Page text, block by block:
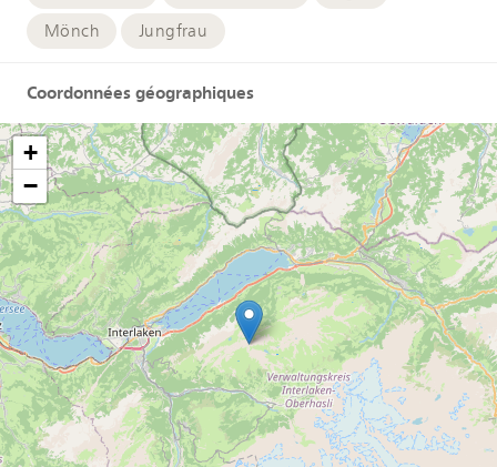
Mönch
Jungfrau
Coordonnées géographiques
+
−